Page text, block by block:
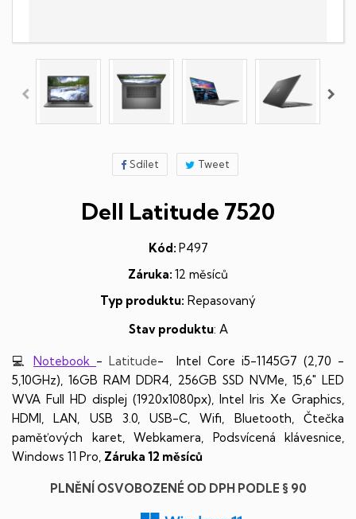
Sdílet Tweet
Dell Latitude 7520
Kód: P497
Záruka: 12 měsíců
Typ produktu: Repasovaný
Stav produktu: A
💻 Notebook - Latitude- Intel Core i5-1145G7 (2,70 -
5,10GHz), 16GB RAM DDR4, 256GB SSD NVMe, 15,6" LED
WVA Full HD displej (1920x1080px), Intel Iris Xe Graphics,
HDMI, LAN, USB 3.0, USB-C, Wifi, Bluetooth, Čtečka
paměťových karet, Webkamera, Podsvícená klávesnice,
Windows 11 Pro, Záruka 12 měsíců
PLNĚNÍ OSVOBOZENÉ OD DPH PODLE § 90